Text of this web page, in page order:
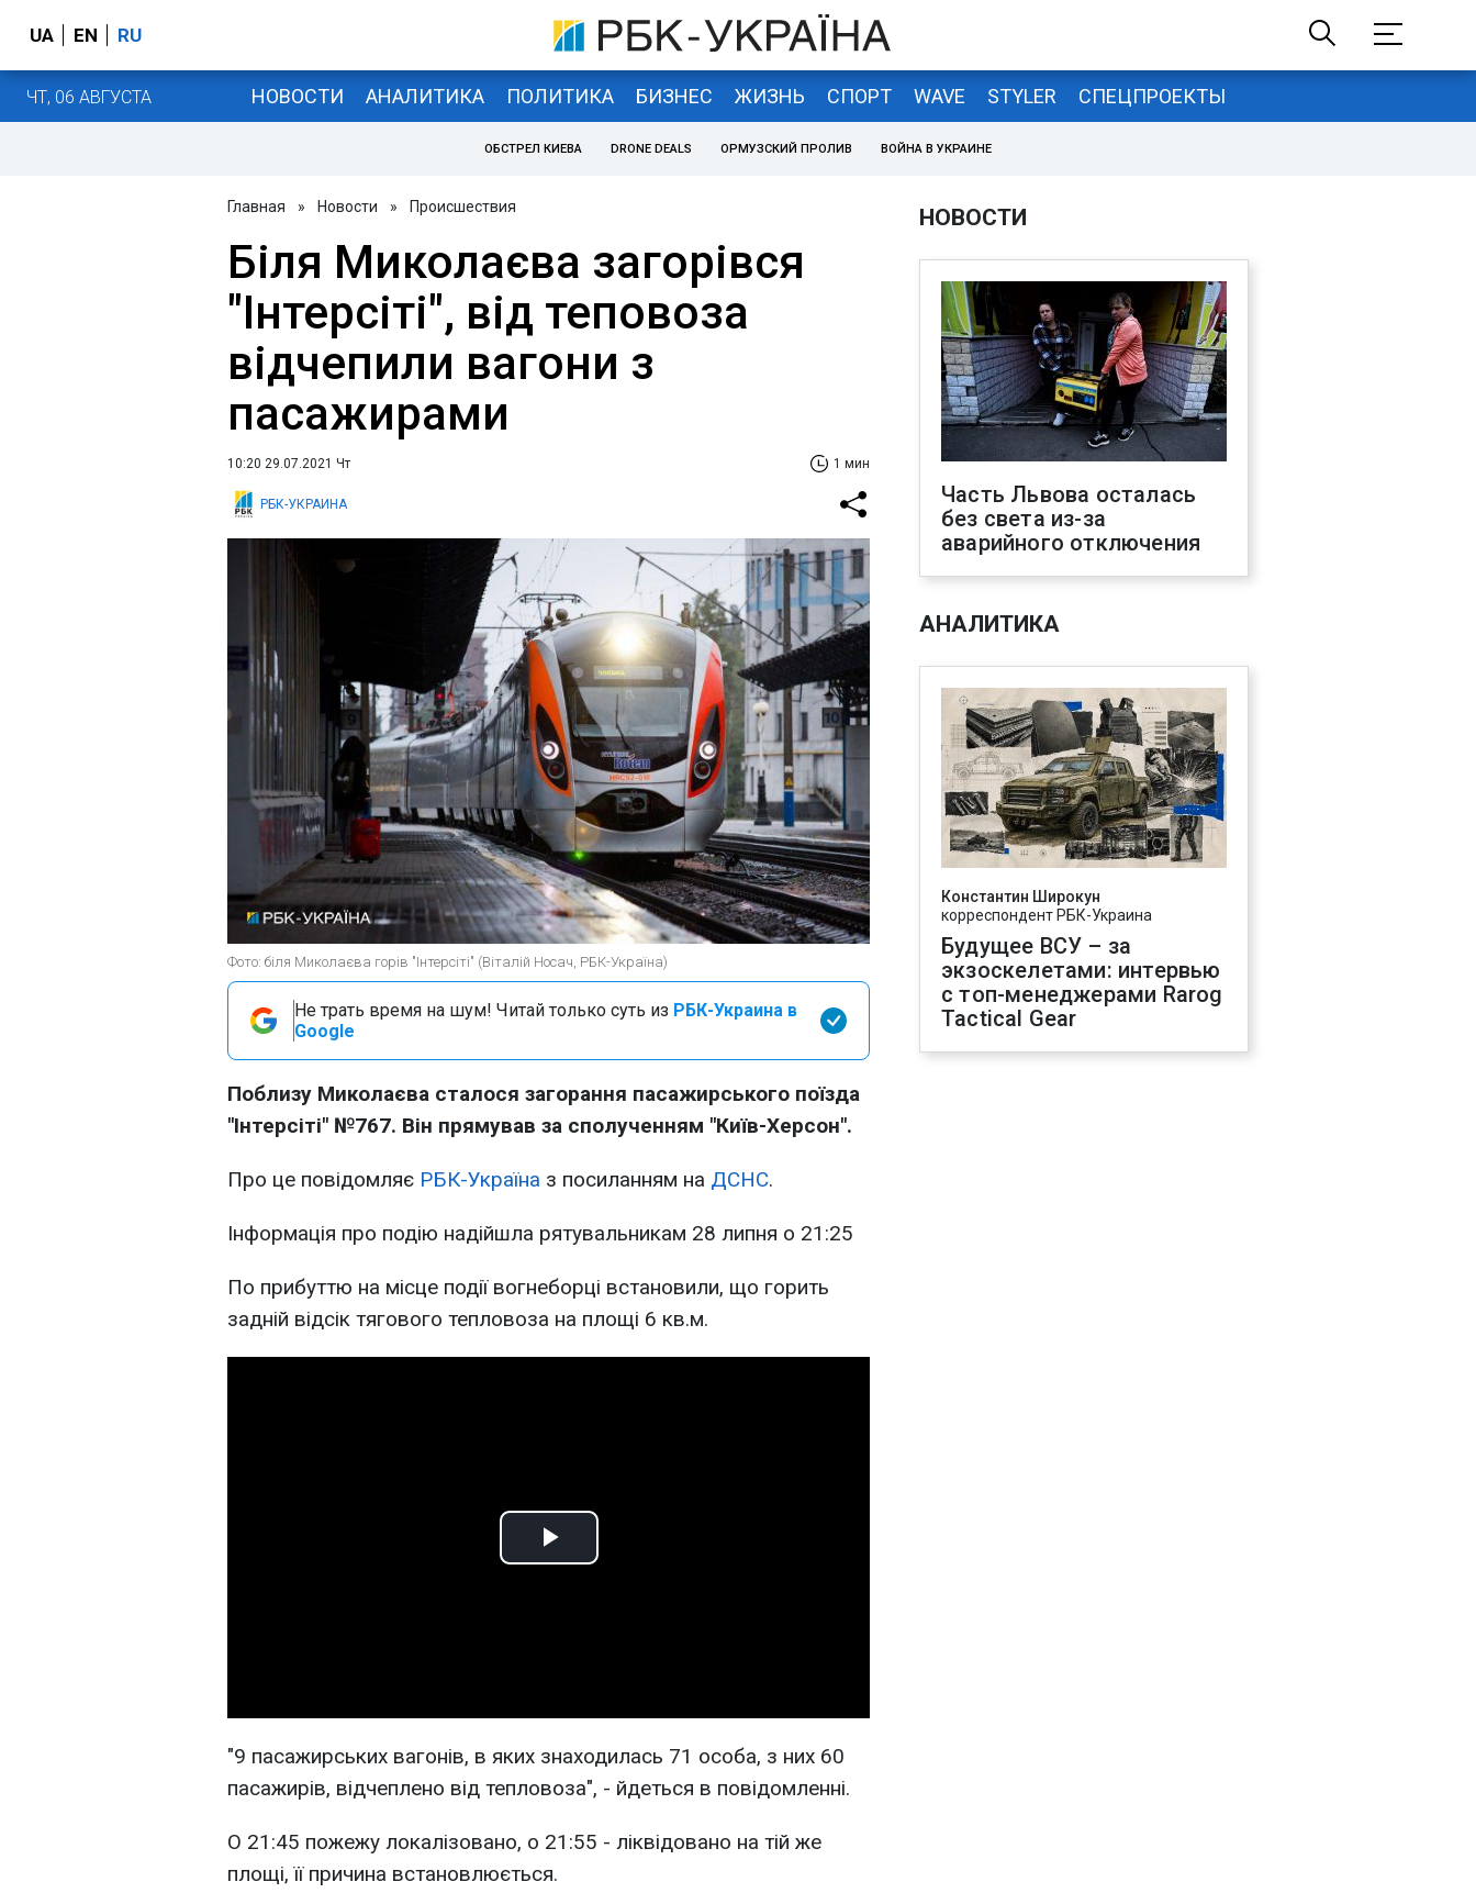
UA EN RU
ЧТ, 06 АВГУСТА НОВОСТИ АНАЛИТИКА ПОЛИТИКА БИЗНЕС ЖИЗНЬ СПОРТ WAVE STYLER СПЕЦПРОЕКТЫ
ОБСТРЕЛ КИЕВА DRONE DEALS ОРМУЗСКИЙ ПРОЛИВ ВОЙНА В УКРАИНЕ
Главная » Новости » Происшествия
Біля Миколаєва загорівся
"Інтерсіті", від теповоза
відчепили вагони з
пасажирами
10:20 29.07.2021 Чт 1 мин
РБК-УКРАИНА
Фото: біля Миколаєва горів "Інтерсіті" (Віталій Носач, РБК-Україна)
Не трать время на шум! Читай только суть из РБК-Украина в
Google
Поблизу Миколаєва сталося загорання пасажирського поїзда
"Інтерсіті" №767. Він прямував за сполученням "Київ-Херсон".
Про це повідомляє РБК-Україна з посиланням на ДСНС.
Інформація про подію надійшла рятувальникам 28 липня о 21:25
По прибуттю на місце події вогнеборці встановили, що горить
задній відсік тягового тепловоза на площі 6 кв.м.
Play
"9 пасажирських вагонів, в яких знаходилась 71 особа, з них 60
пасажирів, відчеплено від тепловоза", - йдеться в повідомленні.
О 21:45 пожежу локалізовано, о 21:55 - ліквідовано на тій же
площі, її причина встановлюється.
НОВОСТИ
Часть Львова осталась
без света из-за
аварийного отключения
АНАЛИТИКА
Константин Широкун
корреспондент РБК-Украина
Будущее ВСУ – за
экзоскелетами: интервью
с топ-менеджерами Rarog
Tactical Gear